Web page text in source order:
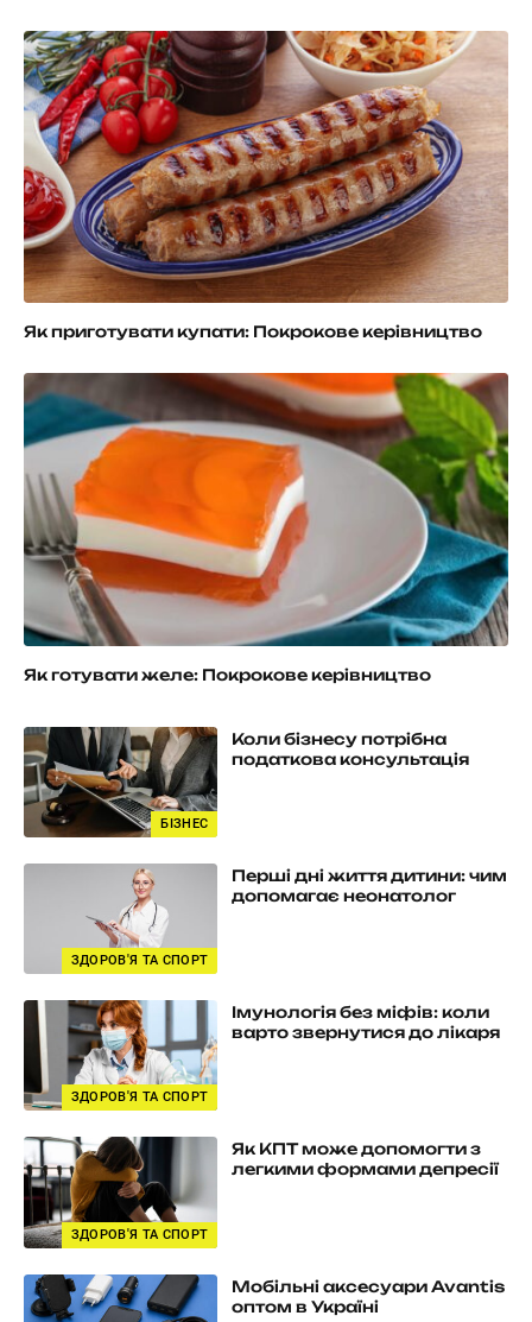
Як приготувати купати: Покрокове керівництво
Як готувати желе: Покрокове керівництво
БІЗНЕС
Коли бізнесу потрібна
податкова консультація
ЗДОРОВ'Я ТА СПОРТ
Перші дні життя дитини: чим
допомагає неонатолог
ЗДОРОВ'Я ТА СПОРТ
Імунологія без міфів: коли
варто звернутися до лікаря
ЗДОРОВ'Я ТА СПОРТ
Як КПТ може допомогти з
легкими формами депресії
Мобільні аксесуари Avantis
оптом в Україні